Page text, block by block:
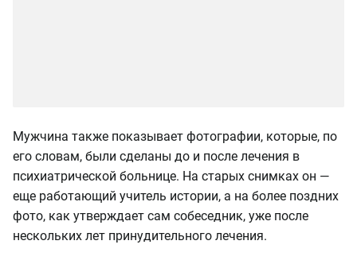
Мужчина также показывает фотографии, которые, по
его словам, были сделаны до и после лечения в
психиатрической больнице. На старых снимках он —
еще работающий учитель истории, а на более поздних
фото, как утверждает сам собеседник, уже после
нескольких лет принудительного лечения.